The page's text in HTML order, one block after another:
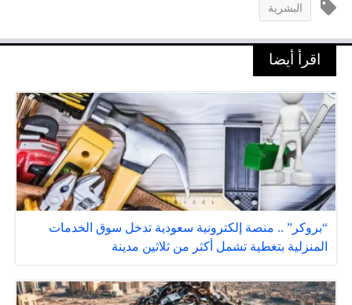
البشرية
اقرأ أيضا
“بروكر” .. منصة إلكترونية سعودية تدخل سوق الخدمات
المنزلية بتغطية تشمل أكثر من ثلاثين مدينة